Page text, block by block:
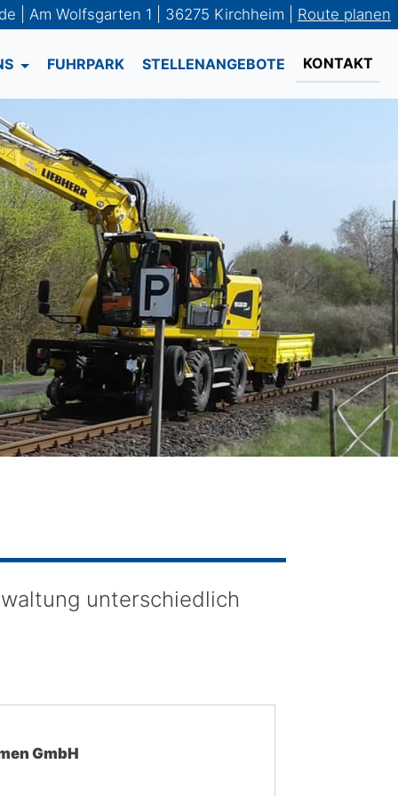
| Am Wolfsgarten 1 | 36275 Kirchheim | Route planen
FUHRPARK STELLENANGEBOTE KONTAKT
Next
unterschiedlich
GmbH